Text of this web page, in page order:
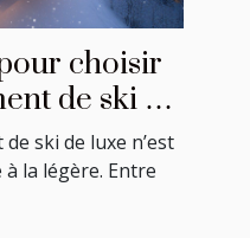
choisir
de ski de
ski de luxe n’est
la légère. Entre